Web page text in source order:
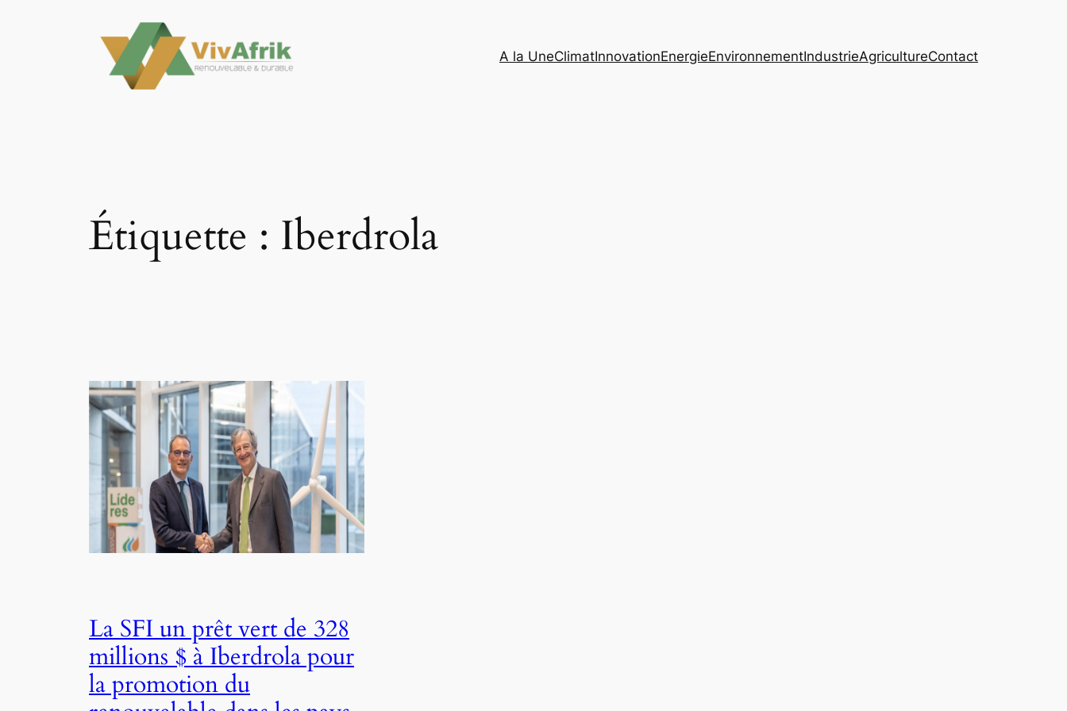
A la UneClimatInnovationEnergieEnvironnementIndustrieAgricultureContact
Étiquette : Iberdrola
La SFI un prêt vert de 328
millions $ à Iberdrola pour
la promotion du